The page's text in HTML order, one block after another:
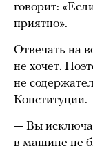
говорит:
приятно».
Отвечать на
не хочет.
не
Конституции.
— Вы
в машине не